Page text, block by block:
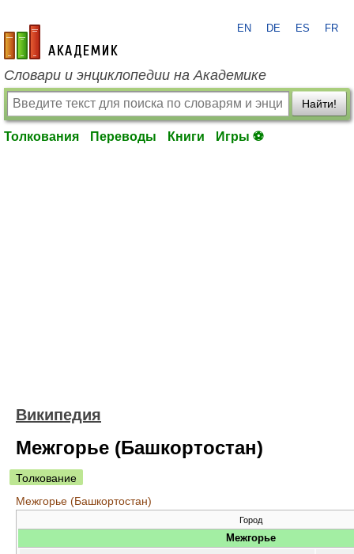
academic.ru
EN DE ES FR
Словари и энциклопедии на Академике
Найти!
Толкования Переводы Книги Игры ⚽
Википедия
Межгорье (Башкортостан)
Толкование
Межгорье (Башкортостан)
Город
Межгорье